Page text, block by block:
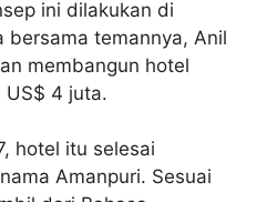
ini dilakukan di
bersama temannya, Anil
membangun hotel
US$ 4 juta.
hotel itu selesai
Amanpuri. Sesuai